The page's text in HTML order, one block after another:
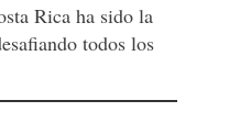
Rica ha sido la
todos los